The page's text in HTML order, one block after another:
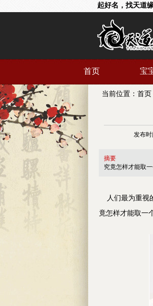
起好名，找天道
首页 宝
当前位置： 首页
发布时
摘要
究竟怎样才能取
人们最为重视
竟怎样才能取一